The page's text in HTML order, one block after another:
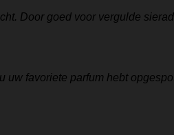
Door goed voor vergulde
uw favoriete parfum hebt